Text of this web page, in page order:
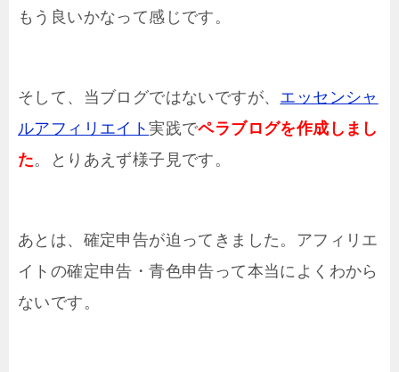
もう良いかなって感じです。
そして、当ブログではないですが、 エッセンシャ
ルアフィリエイト実践でペラブログを作成しまし
た。とりあえず様子見です。
あとは、確定申告が迫ってきました。アフィリエ
イトの確定申告・青色申告って本当によくわから
ないです。